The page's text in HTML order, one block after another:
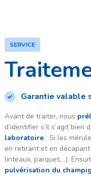
SERVICE
Garantie valable
Avant de traiter, nous
d’identifier s’il s’agit bien
laboratoire. Si les
en retirant et en
linteaux, parquet,…).
pulvérisation du